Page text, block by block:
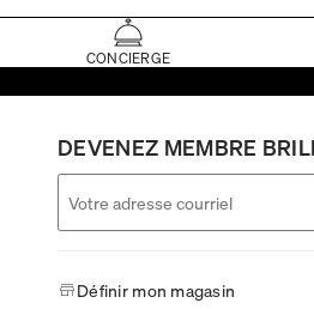
CONCIERGE
DEVENEZ MEMBRE
Définir mon magasin